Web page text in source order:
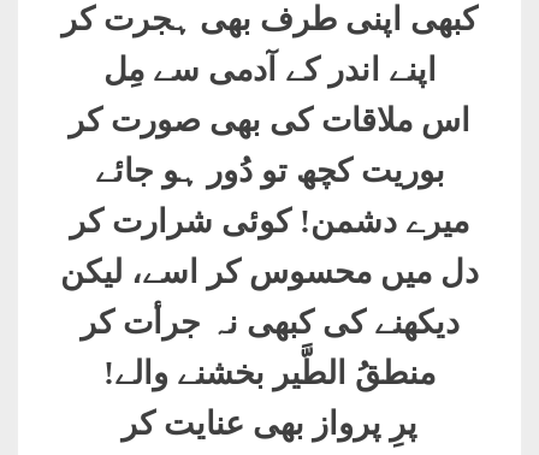
کبھی اپنی طرف بھی ہجرت کر
اپنے اندر کے آدمی سے مِل
اس ملاقات کی بھی صورت کر
بوریت کچھ تو دُور ہو جائے
میرے دشمن! کوئی شرارت کر
دل میں محسوس کر اسے، لیکن
دیکھنے کی کبھی نہ جرأت کر
منطقُ الطَّیر بخشنے والے!
پرِ پرواز بھی عنایت کر